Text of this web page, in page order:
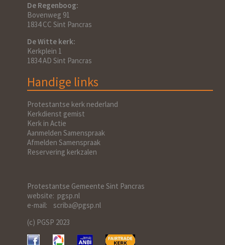
De Regenboog:
Bovenweg 91
1834 CC Sint Pancras
De Witte kerk:
Kerkplein 1
1834 AD Sint Pancras
Handige links
Protestantse kerk nederland
Kerkdienst gemist
Kerk in Actie
Aanmelden Samenspraak
Afmelden Samenspraak
Reservering kerkzalen
Protestantse Gemeente Sint Pancras
website: pgsp.nl
e-mail: scriba@pgsp.nl
(c) PGSP 2023